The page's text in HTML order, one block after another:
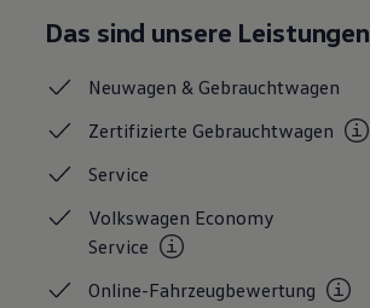
Das sind unsere Leistungen
Neuwagen &Gebrauchtwagen
ZertifizierteGebrauchtwagen
Service
Volkswagen Economy
Service
Online-Fahrzeugbewertung